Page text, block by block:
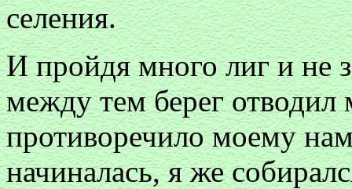
селения.
И пройдя много лиг и не
между тем берег отводил
противоречило моему
начиналась, я же